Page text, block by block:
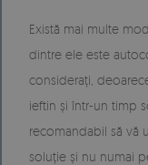
Există mai multe
dintre ele este
considerați,
ieftin și într-un timp
recomandabil să vă
soluție și nu numai